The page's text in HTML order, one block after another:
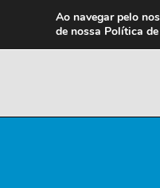
Ao navegar pelo
de nossa Política